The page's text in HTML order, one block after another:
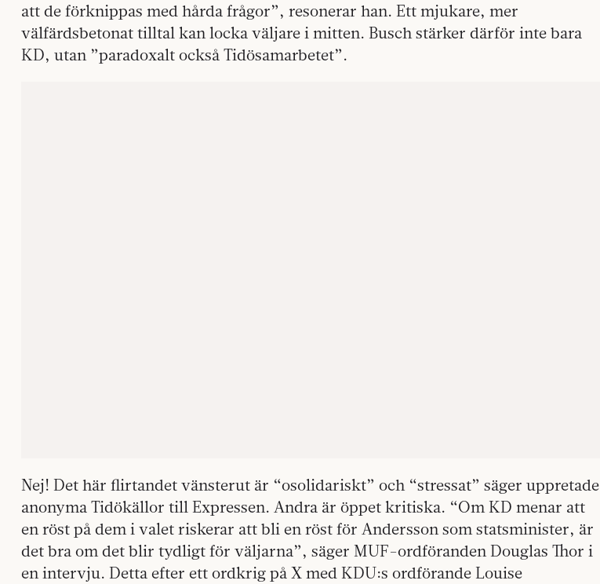
att de förknippas med hårda frågor”, resonerar han. Ett mjukare, mer
välfärdsbetonat tilltal kan locka väljare i mitten. Busch stärker därför inte bara
KD, utan ”paradoxalt också Tidösamarbetet”.
Nej! Det här flirtandet vänsterut är “osolidariskt” och “stressat” säger uppretade
anonyma Tidökällor till Expressen. Andra är öppet kritiska. “Om KD menar att
en röst på dem i valet riskerar att bli en röst för Andersson som statsminister, är
det bra om det blir tydligt för väljarna”, säger MUF-ordföranden Douglas Thor i
en intervju. Detta efter ett ordkrig på X med KDU:s ordförande Louise